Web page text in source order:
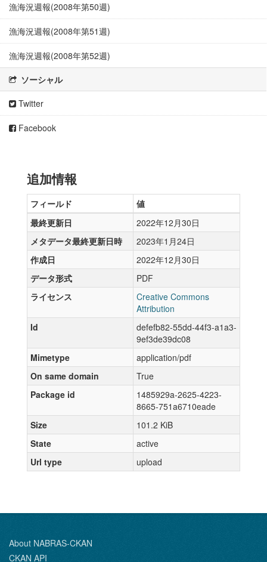
漁海況週報(2008年第50週)
漁海況週報(2008年第51週)
漁海況週報(2008年第52週)
ソーシャル
Twitter
Facebook
追加情報
フィールド
値
最終更新日
2022年12月30日
メタデータ最終更新日時
2023年1月24日
作成日
2022年12月30日
データ形式
PDF
ライセンス
Creative Commons
Attribution
Id
defefb82-55dd-44f3-a1a3-
9ef3de39dc08
Mimetype
application/pdf
On same domain
True
Package id
1485929a-2625-4223-
8665-751a6710eade
Size
101.2 KiB
State
active
Url type
upload
About NABRAS-CKAN
CKAN API